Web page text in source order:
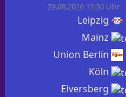
29.08.2026 15:30 Uhr
Leipzig
Mainz
Union Berlin
Köln
Elversberg